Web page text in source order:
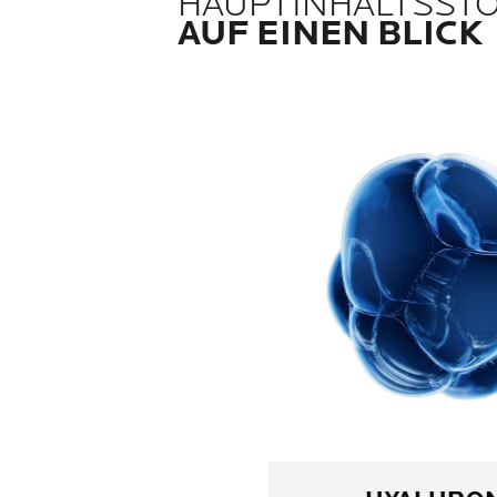
AUF EINEN BLICK